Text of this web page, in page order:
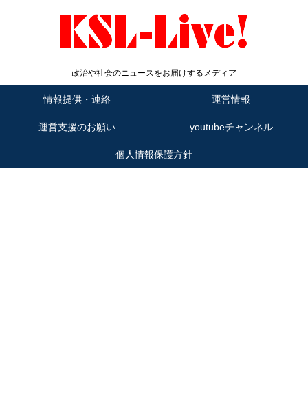
政治や社会のニュースをお届けするメディア
情報提供・連絡 運営情報
運営支援のお願い youtubeチャンネル
個人情報保護方針